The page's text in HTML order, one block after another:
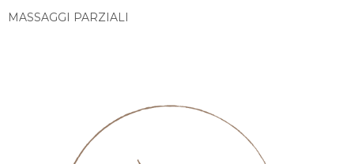
MASSAGGI PARZIALI